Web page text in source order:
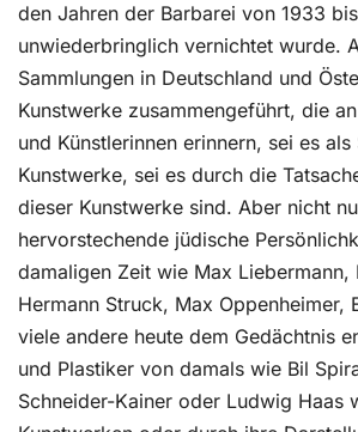
den Jahren der Barbarei von 1933
unwiederbringlich vernichtet wurde.
Sammlungen in Deutschland und
Kunstwerke zusammengeführt, die
und Künstlerinnen erinnern, sei es
Kunstwerke, sei es durch die
dieser Kunstwerke sind. Aber nicht
hervorstechende jüdische
damaligen Zeit wie Max Liebermann,
Hermann Struck, Max Oppenheimer,
viele andere heute dem Gedächtnis
und Plastiker von damals wie Bil
Schneider-Kainer oder Ludwig Haas